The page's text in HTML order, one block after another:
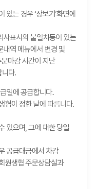
있는 경우 ‘장보기’화면에
표시의 불일치등이 있는
내역 메뉴에서 변경 및
마감 시간이 지난
니다.
일에 공급합니다.
협이 정한 날에 따릅니다.
있으며, 그에 대한 당일
공급대금에서 차감
원생협 주문상담실과